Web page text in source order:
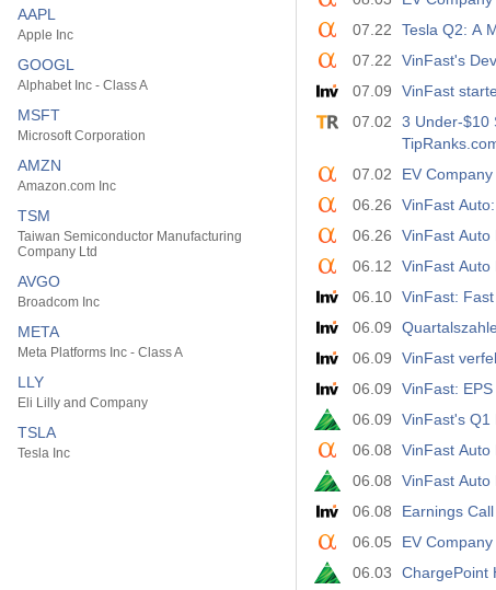
AAPL
Apple Inc
GOOGL
Alphabet Inc - Class A
MSFT
Microsoft Corporation
AMZN
Amazon.com Inc
TSM
Taiwan Semiconductor Manufacturing
Company Ltd
AVGO
Broadcom Inc
META
Meta Platforms Inc - Class A
LLY
Eli Lilly and Company
TSLA
Tesla Inc
07.22
Tesla Q2: A
07.22
VinFast's
07.09
VinFast
07.02
3 Under-$10
07.02
EV
06.26
VinFast
06.26
VinFast Auto
06.12
VinFast Auto
06.10 VinFast:
06.09
06.09
VinFast
06.09
06.09
VinFast's Q1
06.08
VinFast Auto
06.08
VinFast Auto
06.08
Earnings
06.05
EV
06.03
ChargePoint